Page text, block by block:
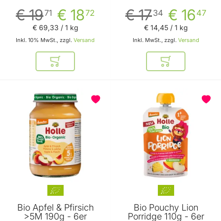
€ 1872
€ 1971
Inkl. 10% MwSt., zzgl. Versand
€ 69,33 / 1 kg
In den Warenkorb
€ 1647
€ 1734
Inkl. MwSt., zzgl. Versand
€ 14,45/ 1 kg
In den
Bio Apfel & Pfirsich
>5M 190g - 6er
Bio Pouchy Lion
Porridge 110g - 6er